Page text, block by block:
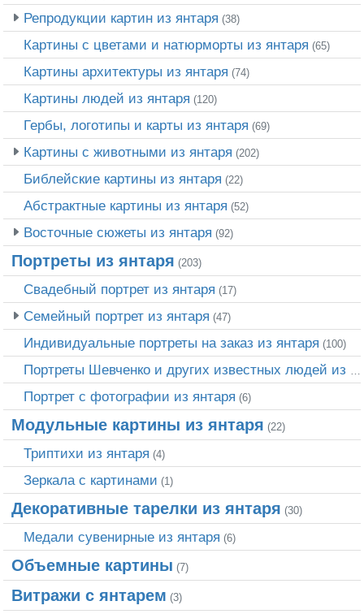
Репродукции картин из янтаря (38)
Картины с цветами и натюрморты из янтаря (65)
Картины архитектуры из янтаря (74)
Картины людей из янтаря (120)
Гербы, логотипы и карты из янтаря (69)
Картины с животными из янтаря (202)
Библейские картины из янтаря (22)
Абстрактные картины из янтаря (52)
Восточные сюжеты из янтаря (92)
Портреты из янтаря (203)
Свадебный портрет из янтаря (17)
Семейный портрет из янтаря (47)
Индивидуальные портреты на заказ из янтаря (100)
Портрет c фотографии из янтаря (6)
Модульные картины из янтаря (22)
Триптихи из янтаря (4)
Зеркала с картинами (1)
Декоративные тарелки из янтаря (30)
Медали сувенирные из янтаря (6)
Объемные картины (7)
Витражи с янтарем (3)